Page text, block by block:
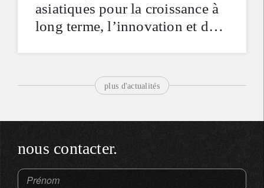
asiatiques pour la croissance à
long terme, l’innovation et des
plus d'actualités
nous contacter.
Prénom